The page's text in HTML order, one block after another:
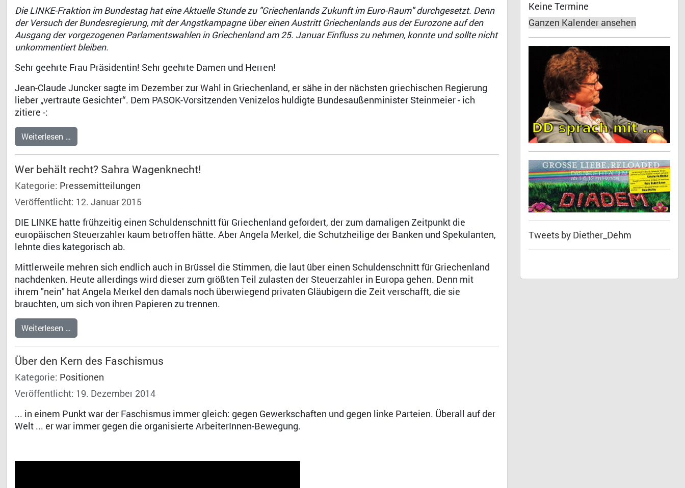
Die LINKE-Fraktion im Bundestag hat eine Aktuelle Stunde zu "Griechenlands Zukunft im Euro-Raum" durchgesetzt. Denn
der Versuch der Bundesregierung, mit der Angstkampagne über einen Austritt Griechenlands aus der Eurozone auf den
Ausgang der vorgezogenen Parlamentswahlen in Griechenland am 25. Januar Einfluss zu nehmen, konnte und sollte nicht
unkommentiert bleiben.
Sehr geehrte Frau Präsidentin! Sehr geehrte Damen und Herren!
Jean-Claude Juncker sagte im Dezember zur Wahl in Griechenland, er sähe in der nächsten griechischen Regierung
lieber „vertraute Gesichter“. Dem PASOK-Vorsitzenden Venizelos huldigte Bundesaußenminister Steinmeier - ich
zitiere -:
Weiterlesen …
Wer behält recht? Sahra Wagenknecht!
Kategorie: Pressemitteilungen
Veröffentlicht: 12. Januar 2015
DIE LINKE hatte frühzeitig einen Schuldenschnitt für Griechenland gefordert, der zum damaligen Zeitpunkt die
europäischen Steuerzahler kaum betroffen hätte. Aber Angela Merkel, die Schutzheilige der Banken und Spekulanten,
lehnte dies kategorisch ab.
Mittlerweile mehren sich endlich auch in Brüssel die Stimmen, die laut über einen Schuldenschnitt für Griechenland
nachdenken. Heute allerdings wird dieser zum größten Teil zulasten der Steuerzahler in Europa gehen. Denn mit
ihrem "nein" hat Angela Merkel den damals noch überwiegend privaten Gläubigern die Zeit verschafft, die sie
brauchten, um sich von ihren Papieren zu trennen.
Weiterlesen …
Über den Kern des Faschismus
Kategorie: Positionen
Veröffentlicht: 19. Dezember 2014
... in einem Punkt war der Faschismus immer gleich: gegen Gewerkschaften und gegen linke Parteien. Überall auf der
Welt ... er war immer gegen die organisierte ArbeiterInnen-Bewegung.
Keine Termine
Ganzen Kalender ansehen
Tweets by Diether_Dehm